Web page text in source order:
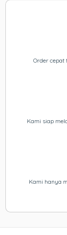
Order
Kami siap
Kami hanya